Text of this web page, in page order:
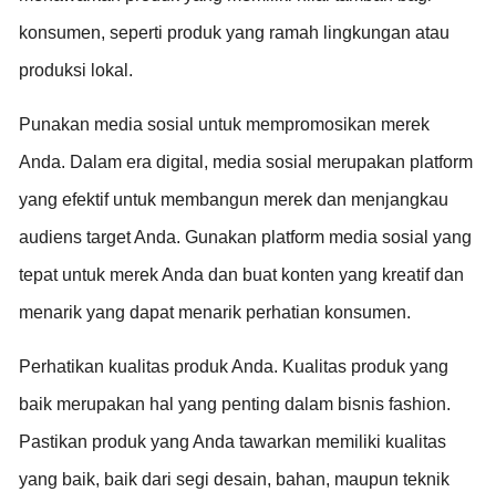
konsumen, seperti produk yang ramah lingkungan atau
produksi lokal.
Punakan media sosial untuk mempromosikan merek
Anda. Dalam era digital, media sosial merupakan platform
yang efektif untuk membangun merek dan menjangkau
audiens target Anda. Gunakan platform media sosial yang
tepat untuk merek Anda dan buat konten yang kreatif dan
menarik yang dapat menarik perhatian konsumen.
Perhatikan kualitas produk Anda. Kualitas produk yang
baik merupakan hal yang penting dalam bisnis fashion.
Pastikan produk yang Anda tawarkan memiliki kualitas
yang baik, baik dari segi desain, bahan, maupun teknik